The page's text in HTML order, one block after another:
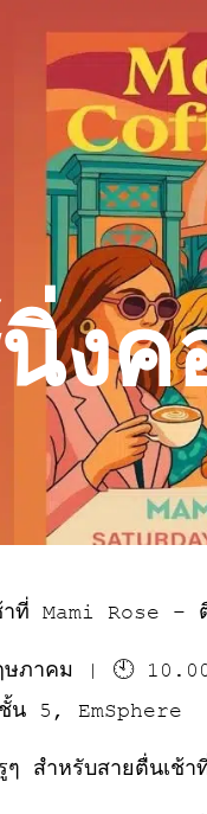
หน้าหลัก
ง
าที่ Mami Rose –
ฤษภาคม | 🕙
น 5, EmSphere
สำหรับสายตื่นเช้า